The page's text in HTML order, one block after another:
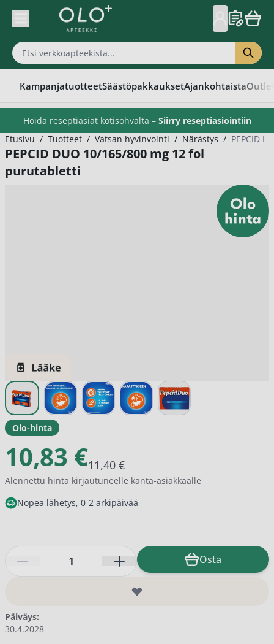
Skip to Content
KampanjatuotteetSäästöpakkauksetAjankohtaista
Hoida reseptiasiat kotisohvalta – Siirry reseptiasiointiin
Etusivu / Tuotteet / Vatsan hyvinvointi / Närästys / PEPCID
PEPCID DUO 10/165/800 mg 12 fol
purutabletti
View larger image
View larger image
View larger image
View larger imageView larger image
Olo-hinta
10,83 €11,40 €
Alennettu hinta kirjautuneelle kanta-asiakkaalle
Nopea lähetys, 0-2 arkipäivää
Osta
Päiväys:
30.4.2028